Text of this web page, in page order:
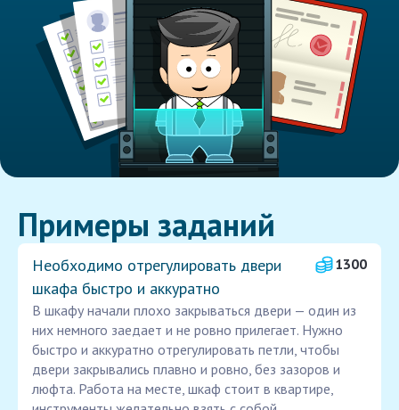
Примеры заданий
Необходимо отрегулировать двери
шкафа быстро и аккуратно
1300
В шкафу начали плохо закрываться двери — один из
них немного заедает и не ровно прилегает. Нужно
быстро и аккуратно отрегулировать петли, чтобы
двери закрывались плавно и ровно, без зазоров и
люфта. Работа на месте, шкаф стоит в квартире,